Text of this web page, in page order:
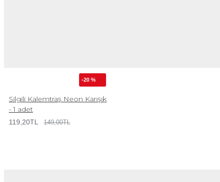
-20 %
Silgili Kalemtraş Neon Karışık
- 1 adet
119,20TL 149,00TL